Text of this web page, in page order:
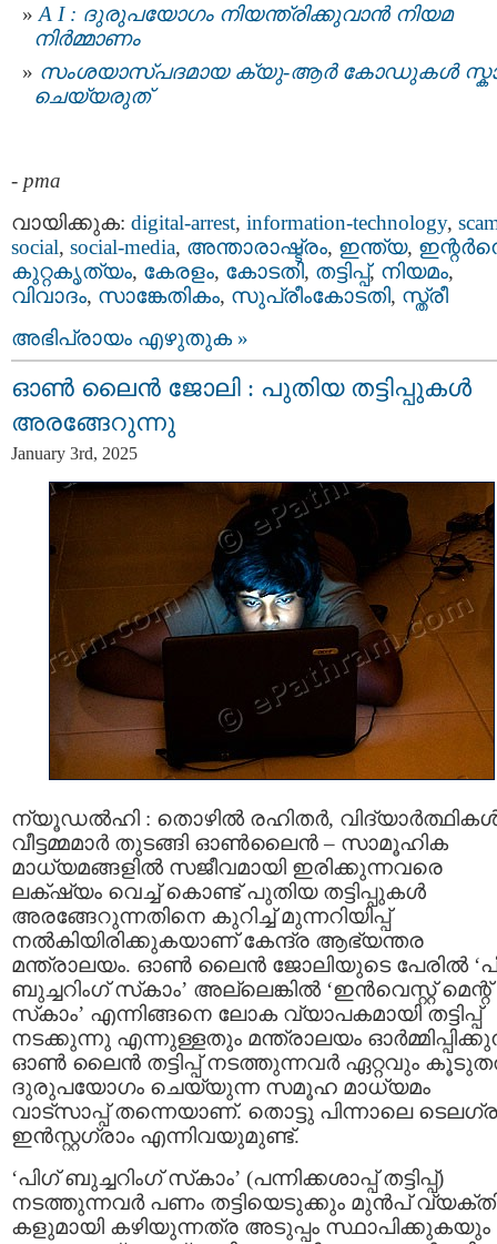
A I : ദുരുപയോഗം നിയന്ത്രിക്കുവാൻ നിയമ
നിര്‍മ്മാണം
സംശയാസ്പദമായ ക്യു-ആർ കോഡുകൾ
ചെയ്യരുത്
- pma
വായിക്കുക: digital-arrest, information-technology,
social, social-media, അന്താരാഷ്ട്രം, ഇന്ത്യ,
കുറ്റകൃത്യം, കേരളം, കോടതി, തട്ടിപ്പ്‌, നിയമം,
വിവാദം, സാങ്കേതികം, സുപ്രീംകോടതി, സ്ത്രീ
അഭിപ്രായം എഴുതുക »
ഓണ്‍ ലൈന്‍ ജോലി : പുതിയ തട്ടിപ്പുകൾ
അരങ്ങേറുന്നു
January 3rd, 2025
ന്യൂഡല്‍ഹി : തൊഴില്‍ രഹിതര്‍,
വീട്ടമ്മമാര്‍ തുടങ്ങി ഓൺലൈൻ – സാമൂഹിക
മാധ്യമങ്ങളിൽ സജീവമായി ഇരിക്കുന്നവരെ
ലക്‌ഷ്യം വെച്ച് കൊണ്ട് പുതിയ തട്ടിപ്പുകൾ
അരങ്ങേറുന്നതിനെ കുറിച്ച് മുന്നറിയിപ്പ്
നൽകിയിരിക്കുകയാണ് കേന്ദ്ര ആഭ്യന്തര
മന്ത്രാലയം. ഓണ്‍ ലൈന്‍ ജോലിയുടെ പേരില്‍
ബുച്ചറിംഗ് സ്‌കാം’ അല്ലെങ്കില്‍ ‘ഇന്‍വെസ്റ്റ്‌ മെന്റ്
സ്‌കാം’ എന്നിങ്ങനെ ലോക വ്യാപകമായി തട്ടിപ്പ്
നടക്കുന്നു എന്നുള്ളതും മന്ത്രാലയം
ഓണ്‍ ലൈന്‍ തട്ടിപ്പ് നടത്തുന്നവര്‍ ഏറ്റവും
ദുരുപയോഗം ചെയ്യുന്ന സമൂഹ മാധ്യമം
വാട്‌സാപ്പ് തന്നെയാണ്. തൊട്ടു പിന്നാലെ
ഇന്‍സ്റ്റഗ്രാം എന്നിവയുമുണ്ട്.
‘പിഗ്‌ ബുച്ചറിംഗ് സ്‌കാം’ (പന്നിക്കശാപ്പ് തട്ടിപ്പ്)
നടത്തുന്നവർ പണം തട്ടിയെടുക്കും മുന്‍പ്
കളുമായി കഴിയുന്നത്ര അടുപ്പം സ്ഥാപിക്കുകയും